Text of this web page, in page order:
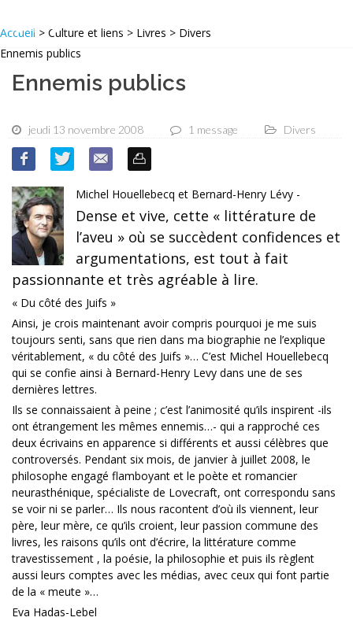
Accueil > Culture et liens > Livres > Divers
Ennemis publics
Ennemis publics
jeudi 13 novembre 2008 1 message Divers
Michel Houellebecq et Bernard-Henry Lévy -
Dense et vive, cette « littérature de
l’aveu » où se succèdent confidences et
argumentations, est tout à fait
passionnante et très agréable à lire.
« Du côté des Juifs »
Ainsi, je crois maintenant avoir compris pourquoi je me suis
toujours senti, sans que rien dans ma biographie ne l’explique
véritablement, « du côté des Juifs »… C’est Michel Houellebecq
qui se confie ainsi à Bernard-Henry Levy dans une de ses
dernières lettres.
Ils se connaissaient à peine ; c’est l’animosité qu’ils inspirent -ils
ont étrangement les mêmes ennemis…- qui a rapproché ces
deux écrivains en apparence si différents et aussi célèbres que
controversés. Pendant six mois, de janvier à juillet 2008, le
philosophe engagé flamboyant et le poète et romancier
neurasthénique, spécialiste de Lovecraft, ont correspondu sans
se voir ni se parler… Ils nous racontent d’où ils viennent, leur
père, leur mère, ce qu’ils croient, leur passion commune des
livres, les raisons qu’ils ont d’écrire, la littérature comme
travestissement , la poésie, la philosophie et puis ils règlent
aussi leurs comptes avec les médias, avec ceux qui font partie
de la « meute »…
Eva Hadas-Lebel